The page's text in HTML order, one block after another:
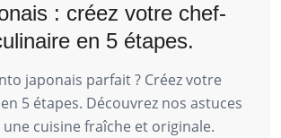
: créez votre chef-
en 5 étapes.
japonais parfait ? Créez votre
5 étapes. Découvrez nos astuces
cuisine fraîche et originale.